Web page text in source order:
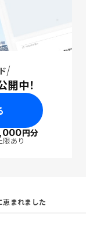
中！
円分
あり
恵まれました